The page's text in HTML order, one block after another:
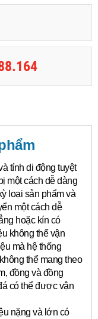
tính di động tuyệt
một cách dễ dàng
loại sản phẩm và
một cách dễ
hoặc kín có
không thể vận
mà hệ thống
thể mang theo
đồng và đồng
có thể được vận
nặng và lớn có